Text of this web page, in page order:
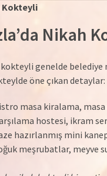
Kokteyli
Nikah
genelde belediye
öne çıkan detaylar:
masa kiralama,
hostesi, ikram
hazırlanmış mini
meşrubatlar, meyve